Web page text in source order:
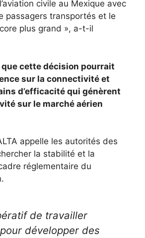
civile au Mexique avec
passagers transportés et le
plus grand », a-t-il
que cette décision pourrait
sur la connectivité et
d’efficacité qui génèrent
sur le marché aérien
appelle les autorités des
la stabilité et la
réglementaire du
de travailler
développer des